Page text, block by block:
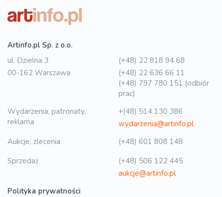
Artinfo.pl Sp. z o.o.
ul. Dzielna 3
00-162 Warszawa
(+48) 22 818 94 68
(+48) 22 636 66 11
(+48) 797 780 151 (odbiór
prac)
Wydarzenia, patronaty,
reklama
+(48) 514 130 386
wydarzenia@artinfo.pl
Aukcje, zlecenia
(+48) 601 808 148
Sprzedaż
(+48) 506 122 445
aukcje@artinfo.pl
Polityka prywatności